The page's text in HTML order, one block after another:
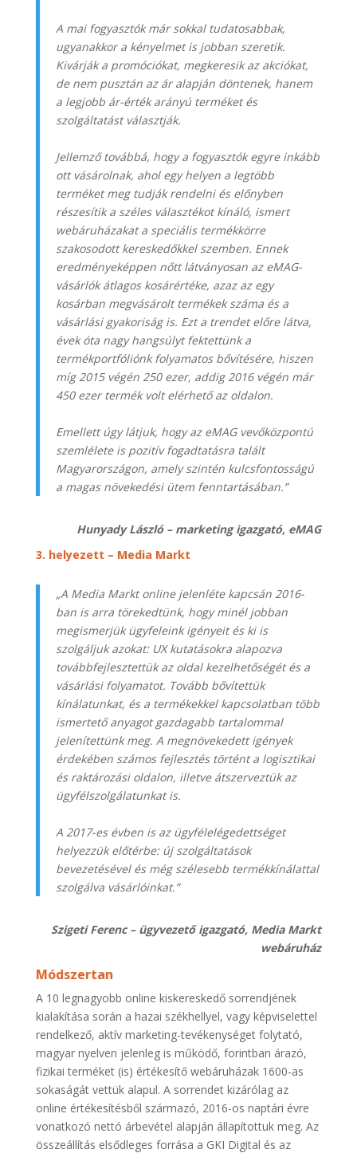
A mai fogyasztók már sokkal tudatosabbak,
ugyanakkor a kényelmet is jobban szeretik.
Kivárják a promóciókat, megkeresik az akciókat,
de nem pusztán az ár alapján döntenek, hanem
a legjobb ár-érték arányú terméket és
szolgáltatást választják.
Jellemző továbbá, hogy a fogyasztók egyre inkább
ott vásárolnak, ahol egy helyen a legtöbb
terméket meg tudják rendelni és előnyben
részesítik a széles választékot kínáló, ismert
webáruházakat a speciális termékkörre
szakosodott kereskedőkkel szemben. Ennek
eredményeképpen nőtt látványosan az eMAG-
vásárlók átlagos kosárértéke, azaz az egy
kosárban megvásárolt termékek száma és a
vásárlási gyakoriság is. Ezt a trendet előre látva,
évek óta nagy hangsúlyt fektettünk a
termékportfóliónk folyamatos bővítésére, hiszen
míg 2015 végén 250 ezer, addig 2016 végén már
450 ezer termék volt elérhetőaz oldalon.
Emellett úgy látjuk, hogy az eMAG vevőközpontú
szemlélete is pozitív fogadtatásra talált
Magyarországon, amely szintén kulcsfontosságú
a magas növekedési ütem fenntartásában.”
Hunyady László – marketing igazgató, eMAG
3. helyezett – Media Markt
„A Media Markt online jelenléte kapcsán 2016-
ban is arra törekedtünk, hogy minél jobban
megismerjük ügyfeleink igényeit és ki is
szolgáljuk azokat: UX kutatásokra alapozva
továbbfejlesztettük az oldal kezelhetőségét és a
vásárlási folyamatot. Tovább bővítettük
kínálatunkat, és a termékekkel kapcsolatban több
ismertetőanyagot gazdagabb tartalommal
jelenítettünk meg. A megnövekedett igények
érdekében számos fejlesztés történt a logisztikai
és raktározási oldalon, illetve átszerveztük az
ügyfélszolgálatunkat is.
A 2017-es évben is az ügyfélelégedettséget
helyezzük előtérbe: új szolgáltatások
bevezetésével és még szélesebb termékkínálattal
szolgálva vásárlóinkat.”
Szigeti Ferenc – ügyvezető igazgató, Media Markt
webáruház
Módszertan
A 10 legnagyobb online kiskereskedő sorrendjének
kialakítása során a hazai székhellyel, vagy képviselettel
rendelkező, aktív marketing-tevékenységet folytató,
magyar nyelven jelenleg is működő, forintban árazó,
fizikai terméket (is) értékesítő webáruházak 1600-as
sokaságát vettük alapul. A sorrendet kizárólag az
online értékesítésből származó, 2016-os naptári évre
vonatkozó nettó árbevétel alapján állapítottuk meg. Az
összeállítás elsődleges forrása a GKI Digital és az